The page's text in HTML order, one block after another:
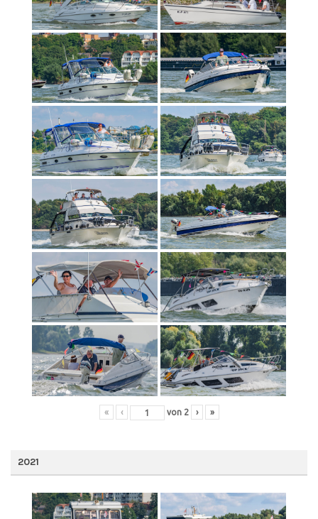
« ‹ von 2 › »
2021